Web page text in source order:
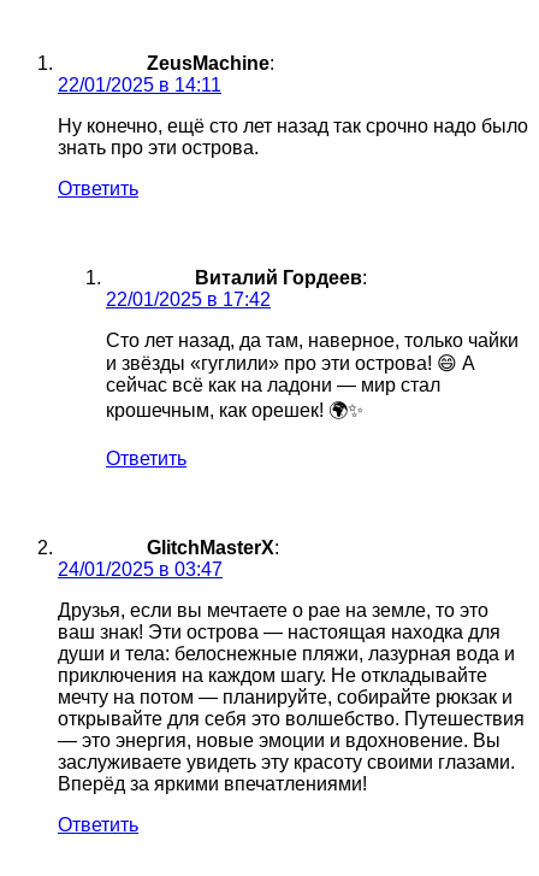
ZeusMachine:
22/01/2025 в 14:11
Ну конечно, ещё сто лет назад так срочно надо было
знать про эти острова.
Ответить
Виталий Гордеев:
22/01/2025 в 17:42
Сто лет назад, да там, наверное, только чайки
и звёзды «гуглили» про эти острова! 😄 А
сейчас всё как на ладони — мир стал
крошечным, как орешек! 🌍✨
Ответить
GlitchMasterX:
24/01/2025 в 03:47
Друзья, если вы мечтаете о рае на земле, то это
ваш знак! Эти острова — настоящая находка для
души и тела: белоснежные пляжи, лазурная вода и
приключения на каждом шагу. Не откладывайте
мечту на потом — планируйте, собирайте рюкзак и
открывайте для себя это волшебство. Путешествия
— это энергия, новые эмоции и вдохновение. Вы
заслуживаете увидеть эту красоту своими глазами.
Вперёд за яркими впечатлениями!
Ответить